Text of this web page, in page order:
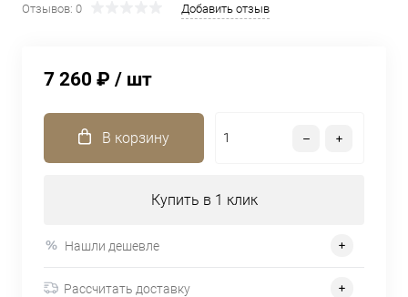
Отзывов: 0 Добавить отзыв
7 260 ₽ / шт
В корзину
Купить в 1 клик
Нашли дешевле
Рассчитать доставку